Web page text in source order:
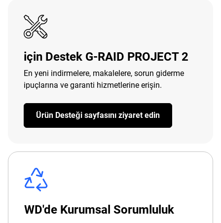
için Destek G-RAID PROJECT 2
En yeni indirmelere, makalelere, sorun giderme
ipuçlarına ve garanti hizmetlerine erişin.
Ürün Desteği sayfasını ziyaret edin
WD'de Kurumsal Sorumluluk